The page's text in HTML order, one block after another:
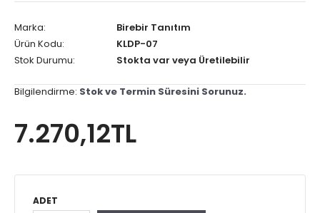
Marka:
Birebir Tanıtım
Ürün Kodu:
KLDP-07
Stok Durumu:
Stokta var veya Üretilebilir
Bilgilendirme: Stok ve Termin Süresini Sorunuz.
7.270,12TL
ADET